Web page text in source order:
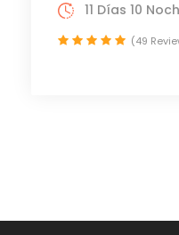
11 Días 10
(49